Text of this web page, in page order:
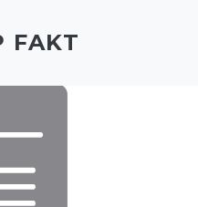
FAKT